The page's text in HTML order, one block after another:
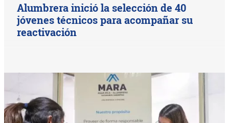
Alumbrera inició la selección de 40
jóvenes técnicos para acompañar su
reactivación